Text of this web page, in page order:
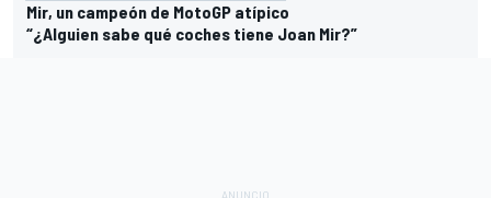
Mir, un campeón de MotoGP atípico
“¿Alguien sabe qué coches tiene Joan Mir?”